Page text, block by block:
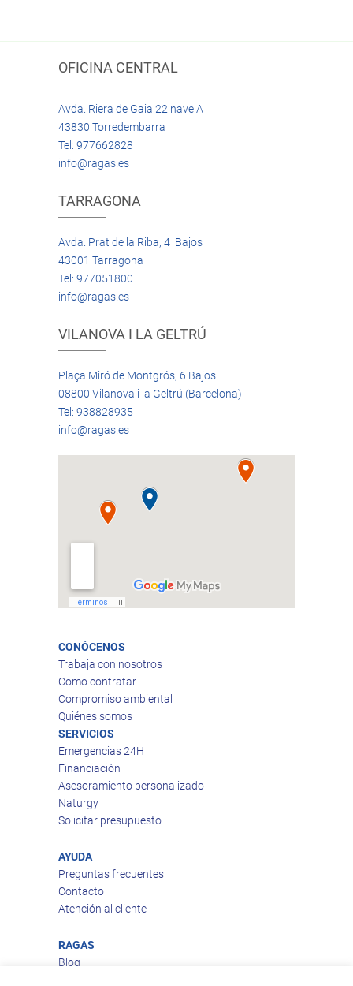
OFICINA CENTRAL
Avda. Riera de Gaia 22 nave A
43830 Torredembarra
Tel: 977662828
info@ragas.es
TARRAGONA
Avda. Prat de la Riba, 4 Bajos
43001 Tarragona
Tel: 977051800
info@ragas.es
VILANOVA I LA GELTRÚ
Plaça Miró de Montgrós, 6 Bajos
08800 Vilanova i la Geltrú (Barcelona)
Tel: 938828935
info@ragas.es
CONÓCENOS
Trabaja con nosotros
Como contratar
Compromiso ambiental
Quiénes somos
SERVICIOS
Emergencias 24H
Financiación
Asesoramiento personalizado
Naturgy
Solicitar presupuesto
AYUDA
Preguntas frecuentes
Contacto
Atención al cliente
RAGAS
Blog